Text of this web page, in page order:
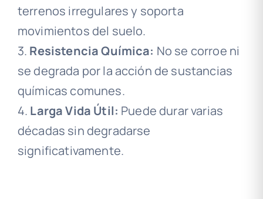
terrenos irregulares y soporta
movimientos del suelo.
3. Resistencia Química: No se corroe ni
se degrada por la acción de sustancias
químicas comunes.
4. Larga Vida Útil: Puede durar varias
décadas sin degradarse
significativamente.